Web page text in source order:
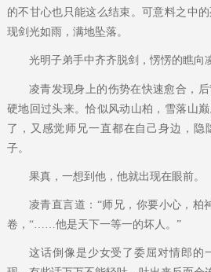
的不甘心也只能这么结束。可意料之中
现剑光如雨，满地坠落。
光明子弟手中齐齐脱剑，愣愣的瞧向
凌青发现身上的伤势在快速愈合，
硬地回过头来。恰似风动山柏，雪落山
了，又感觉师兄一直都在自己身边，隐
子。
果真，一想到他，他就出现在眼前。
凌青直言道：“师兄，你要小心，
卷，“……他是天下一等一的坏人。”
这话倒像是少女受了委屈对情郎的